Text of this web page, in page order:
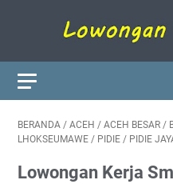
BERANDA / ACEH / ACEH BESAR /
LHOKSEUMAWE / PIDIE / PIDIE
Lowongan Kerja